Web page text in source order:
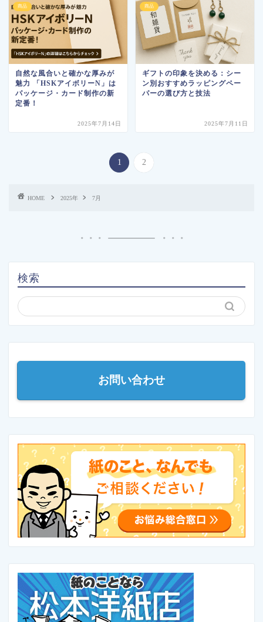
商品
自然な風合いと確かな厚みが
魅力 「HSKアイボリーN」は
パッケージ・カード制作の新
定番！
2025年7月14日
商品
ギフトの印象を決める：シー
ン別おすすめラッピングペー
パーの選び方と技法
2025年7月11日
1 2
HOME 2025年 7月
検索
お問い合わせ